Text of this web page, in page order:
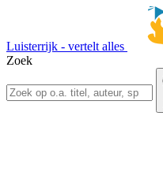
Luisterrijk - vertelt alles
Zoek